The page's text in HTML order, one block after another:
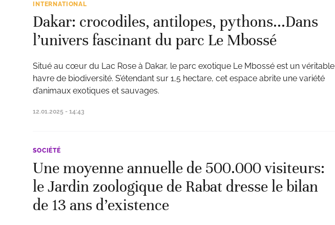
INTERNATIONAL
Dakar: crocodiles, antilopes, pythons...Dans
l’univers fascinant du parc Le Mbossé
Situé au cœur du Lac Rose à Dakar, le parc exotique Le Mbossé est un véritable
havre de biodiversité. S’étendant sur 1,5 hectare, cet espace abrite une variété
d’animaux exotiques et sauvages.
12.01.2025 - 14:43
SOCIÉTÉ
Une moyenne annuelle de 500.000 visiteurs:
le Jardin zoologique de Rabat dresse le bilan
de 13 ans d’existence